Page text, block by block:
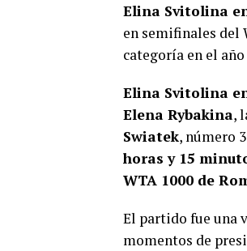
Elina Svitolina
en semifinales del
categoría en el
Elina Svitolina
Elena Rybakina,
Swiatek, número
horas y 15
WTA 1000 de
El partido fue una
momentos de